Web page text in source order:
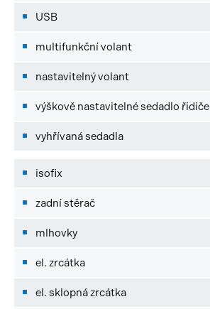
USB
multifunkční volant
nastavitelný volant
výškově nastavitelné sedadlo řidiče
vyhřívaná sedadla
isofix
zadní stěrač
mlhovky
el. zrcátka
el. sklopná zrcátka